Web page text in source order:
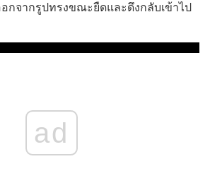
อกจากรูปทรงขณะยืดและดึงกลับเข้าไป
ad